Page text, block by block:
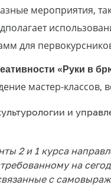
мероприятия,
для
«Руки в
мастер-классов,
и
2 и 1 курса
на
с